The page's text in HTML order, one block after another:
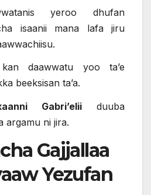
yeroo dhufan
isaanii mana lafa jiru
daawwatu yoo ta’e
beeksisan ta’a.
Gabri’elii duuba
argamu ni jira.
Gajjallaa
Yezufan